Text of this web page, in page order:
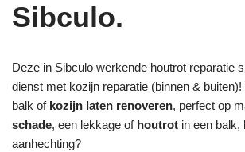
Sibculo.
Deze in Sibculo werkende houtrot reparatie
dienst met kozijn reparatie (binnen & buiten)!
balk of kozijn laten renoveren, perfect op
schade, een lekkage of houtrot in een balk,
aanhechting?